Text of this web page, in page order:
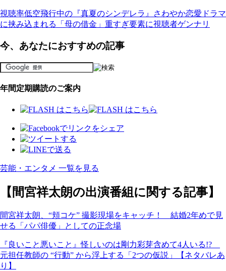
視聴率低空飛行中の『真夏のシンデレラ』さわやか恋愛ドラマ
に挟み込まれる「母の借金」重すぎ要素に視聴者ゲンナリ
今、あなたにおすすめの記事
年間定期購読のご案内
芸能・エンタメ 一覧を見る
【間宮祥太朗の出演番組に関する記事】
間宮祥太朗、“頬コケ” 撮影現場をキャッチ！ 結婚2年めで見
せる「パパ俳優」としての正念場
『良いこと悪いこと』怪しいのは剛力彩芽含めて4人いる!?
元担任教師の “行動” から浮上する「2つの仮説」【ネタバレあ
り】